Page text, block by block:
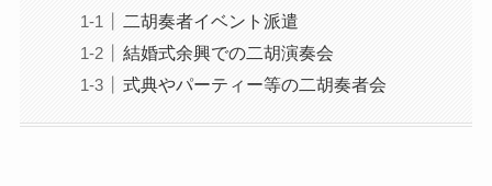
二胡奏者イベント派遣
結婚式余興での二胡演奏会
式典やパーティー等の二胡奏者会